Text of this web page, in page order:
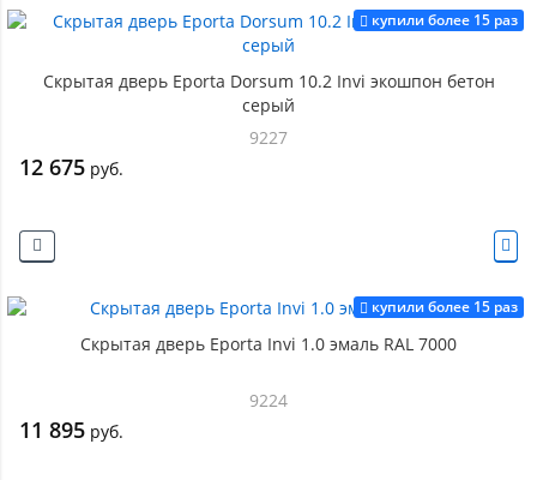
купили более 15 раз
Скрытая дверь Eporta Dorsum 10.2 Invi экошпон бетон
серый
9227
12 675 руб.
купили более 15 раз
Скрытая дверь Eporta Invi 1.0 эмаль RAL 7000
9224
11 895 руб.